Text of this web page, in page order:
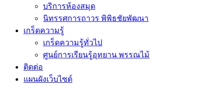
บริการห้องสมุด
นิทรรศการถาวร พิพิธชัยพัฒนา
เกร็ดความรู้
เกร็ดความรู้ทั่วไป
ศูนย์การเรียนรู้อุทยาน พรรณไม้
ติดต่อ
แผนผังเว็บไซต์